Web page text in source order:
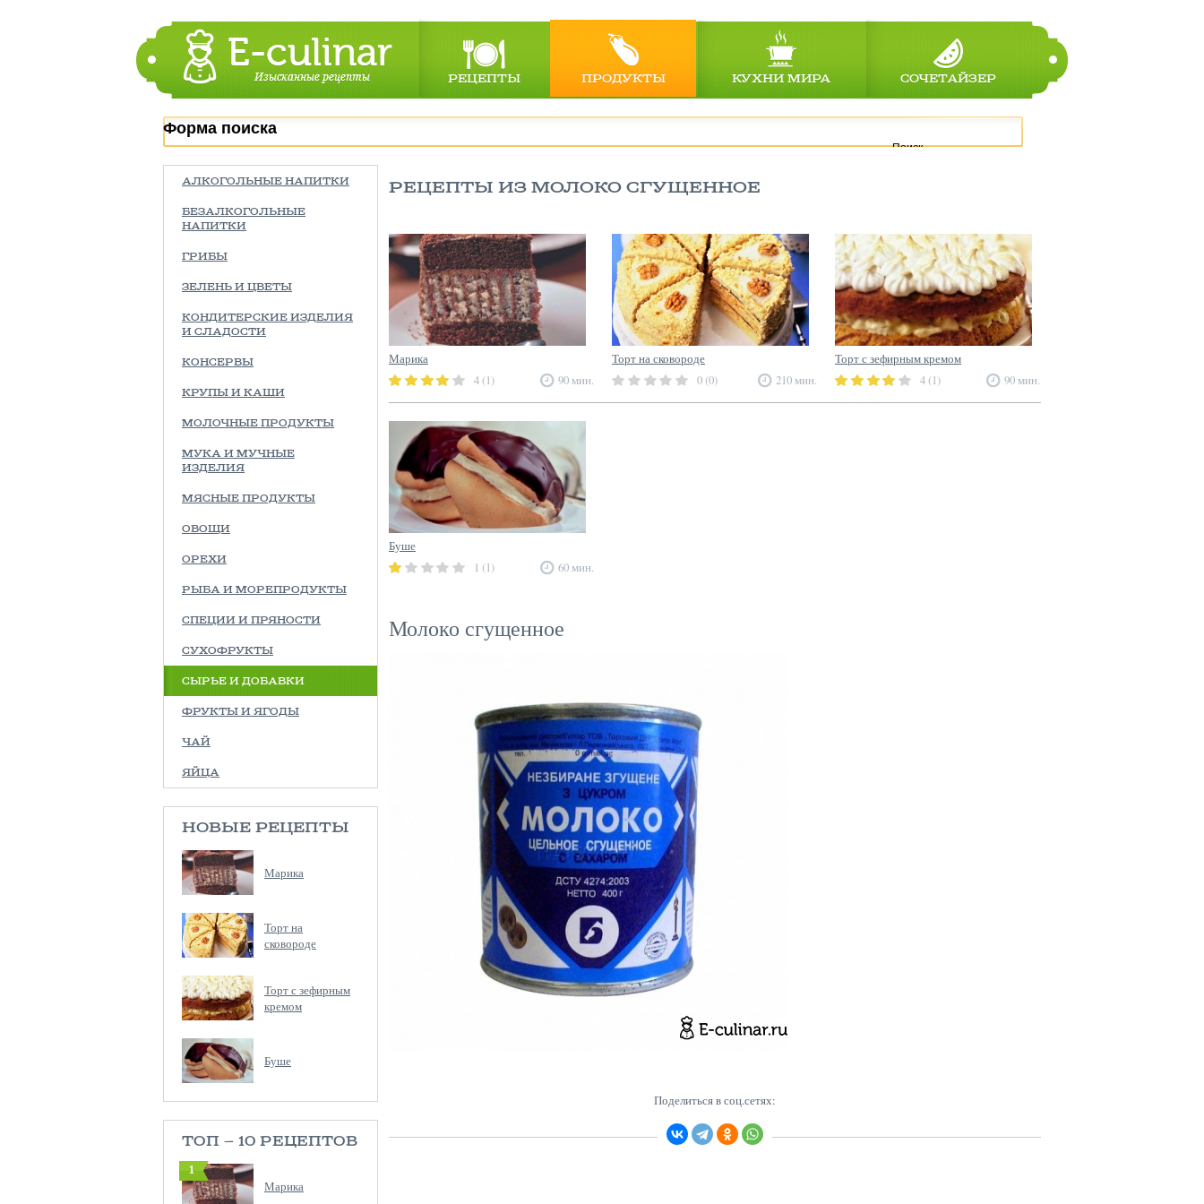
РЕЦЕПТЫ ПРОДУКТЫ КУХНИ МИРА СОЧЕТАЙЗЕР
Форма поиска
Поиск
АЛКОГОЛЬНЫЕ НАПИТКИ
БЕЗАЛКОГОЛЬНЫЕ
НАПИТКИ
ГРИБЫ
ЗЕЛЕНЬ И ЦВЕТЫ
КОНДИТЕРСКИЕ ИЗДЕЛИЯ
И СЛАДОСТИ
КОНСЕРВЫ
КРУПЫ И КАШИ
МОЛОЧНЫЕ ПРОДУКТЫ
МУКА И МУЧНЫЕ
ИЗДЕЛИЯ
МЯСНЫЕ ПРОДУКТЫ
ОВОЩИ
ОРЕХИ
РЫБА И МОРЕПРОДУКТЫ
СПЕЦИИ И ПРЯНОСТИ
СУХОФРУКТЫ
СЫРЬЕ И ДОБАВКИ
ФРУКТЫ И ЯГОДЫ
ЧАЙ
ЯЙЦА
НОВЫЕ РЕЦЕПТЫ
Марика
Торт на
сковороде
Торт с зефирным
кремом
Буше
ТОП — 10 РЕЦЕПТОВ
1
Марика
РЕЦЕПТЫ ИЗ МОЛОКО СГУЩЕННОЕ
Марика
4 (1)
90 мин.
Торт на сковороде
0 (0)
210 мин.
Торт с зефирным кремом
4 (1)
90 мин.
Буше
1 (1)
60 мин.
Молоко сгущенное
Поделиться в соц.сетях: